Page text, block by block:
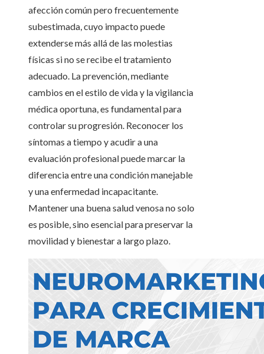
afección común pero frecuentemente
subestimada, cuyo impacto puede
extenderse más allá de las molestias
físicas si no se recibe el tratamiento
adecuado. La prevención, mediante
cambios en el estilo de vida y la vigilancia
médica oportuna, es fundamental para
controlar su progresión. Reconocer los
síntomas a tiempo y acudir a una
evaluación profesional puede marcar la
diferencia entre una condición manejable
y una enfermedad incapacitante.
Mantener una buena salud venosa no solo
es posible, sino esencial para preservar la
movilidad y bienestar a largo plazo.